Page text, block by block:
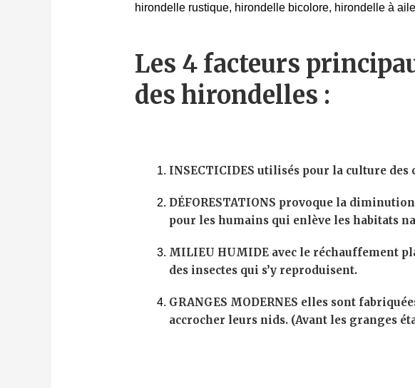
hirondelle rustique, hirondelle bicolore, hirondelle à
Les 4 facteurs
des hirondelles :
INSECTICIDES utilisés pour la culture
DÉFORESTATIONS provoque la
pour les humains qui enlève les habitats
MILIEU HUMIDE avec le réchauffement
des insectes qui s’y reproduisent.
GRANGES MODERNES elles sont
accrocher leurs nids. (Avant les granges